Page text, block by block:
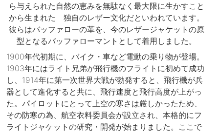
ら与えられた自然の恵みを無駄なく最大限に生かすこと
から生まれた 独自のレザー文化だといわれています。
彼らはバッファローの革を、今のレザージャケットの原
型となるバッファローマントとして着用しました。
1900年代初期に、バイク・車など電動の乗り物が登場。
1903年にはライト兄弟が飛行機のフライトに初めて成功
し、1914年に第一次世界大戦が勃発すると、飛行機が兵
器として進化すると共に、飛行速度と飛行高度が上がっ
た。パイロットにとって上空の寒さは厳しかったため、
その防寒の為、航空衣料委員会が設立され、本格的にフ
ライトジャケットの研究・開発が始まりました。ここで